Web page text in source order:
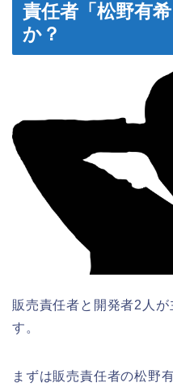
責任者「松野有
か？
販売責任者と開発者2人
す。
まずは販売責任者の松野